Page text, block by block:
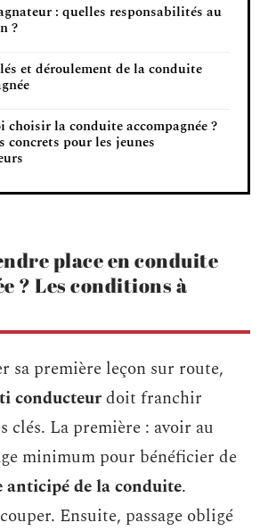
: quelles responsabilités au
?
et déroulement de la conduite
choisir la conduite accompagnée ?
concrets pour les jeunes
place en conduite
? Les conditions à
sa première leçon sur route,
conducteurdoit franchir
clés. La première : avoir au
minimum pour bénéficier de
anticipé de la conduite.
Ensuite, passage obligé